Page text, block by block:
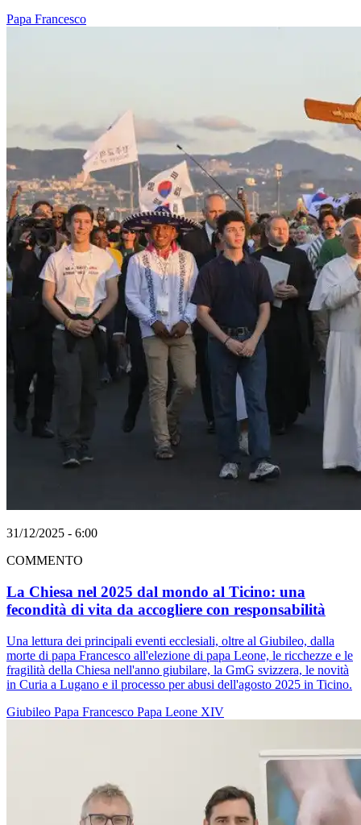
Papa Francesco
31/12/2025 - 6:00
COMMENTO
La Chiesa nel 2025 dal mondo al Ticino: una
fecondità di vita da accogliere con responsabilità
Una lettura dei principali eventi ecclesiali, oltre al Giubileo, dalla
morte di papa Francesco all'elezione di papa Leone, le ricchezze e le
fragilità della Chiesa nell'anno giubilare, la GmG svizzera, le novità
in Curia a Lugano e il processo per abusi dell'agosto 2025 in Ticino.
Giubileo Papa Francesco Papa Leone XIV